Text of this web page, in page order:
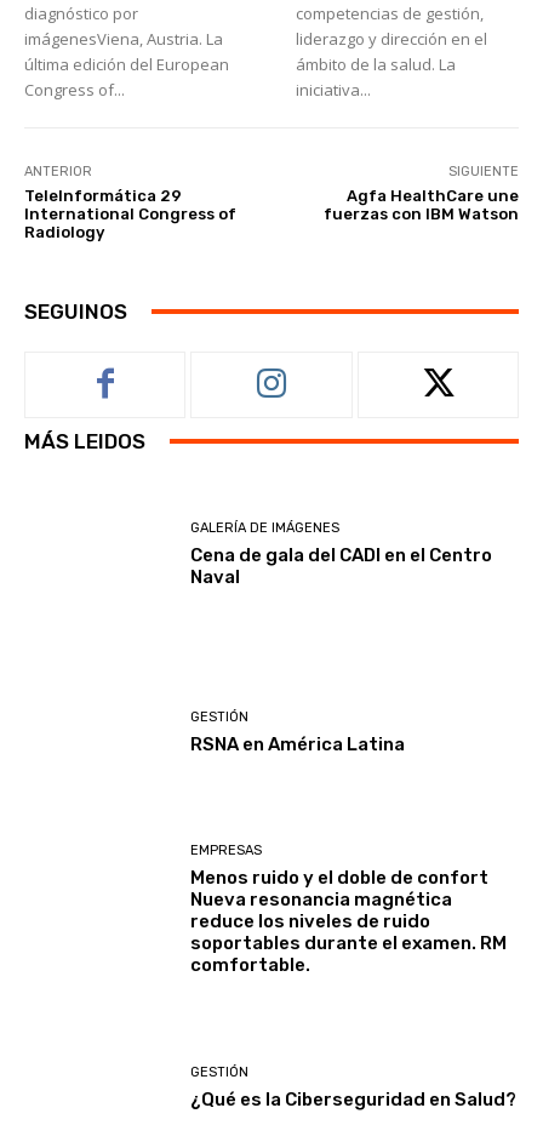
diagnóstico por
imágenesViena, Austria. La
última edición del European
Congress of...
competencias de gestión,
liderazgo y dirección en el
ámbito de la salud. La
iniciativa...
ANTERIOR
TeleInformática 29
International Congress of
Radiology
SIGUIENTE
Agfa HealthCare une
fuerzas con IBM Watson
SEGUINOS
MÁS LEIDOS
GALERÍA DE IMÁGENES
Cena de gala del CADI en el Centro
Naval
GESTIÓN
RSNA en América Latina
EMPRESAS
Menos ruido y el doble de confort
Nueva resonancia magnética
reduce los niveles de ruido
soportables durante el examen. RM
comfortable.
GESTIÓN
¿Qué es la Ciberseguridad en Salud?